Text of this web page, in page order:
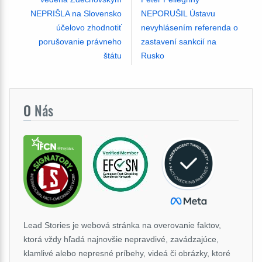
NEPRIŠLA na Slovensko
účelovo zhodnotiť
porušovanie právneho
štátu
NEPORUŠIL Ústavu
nevyhlásením referenda o
zastavení sankcií na
Rusko
O Nás
Lead Stories je webová stránka na overovanie faktov,
ktorá vždy hľadá najnovšie nepravdivé, zavádzajúce,
klamlivé alebo nepresné príbehy, videá či obrázky, ktoré